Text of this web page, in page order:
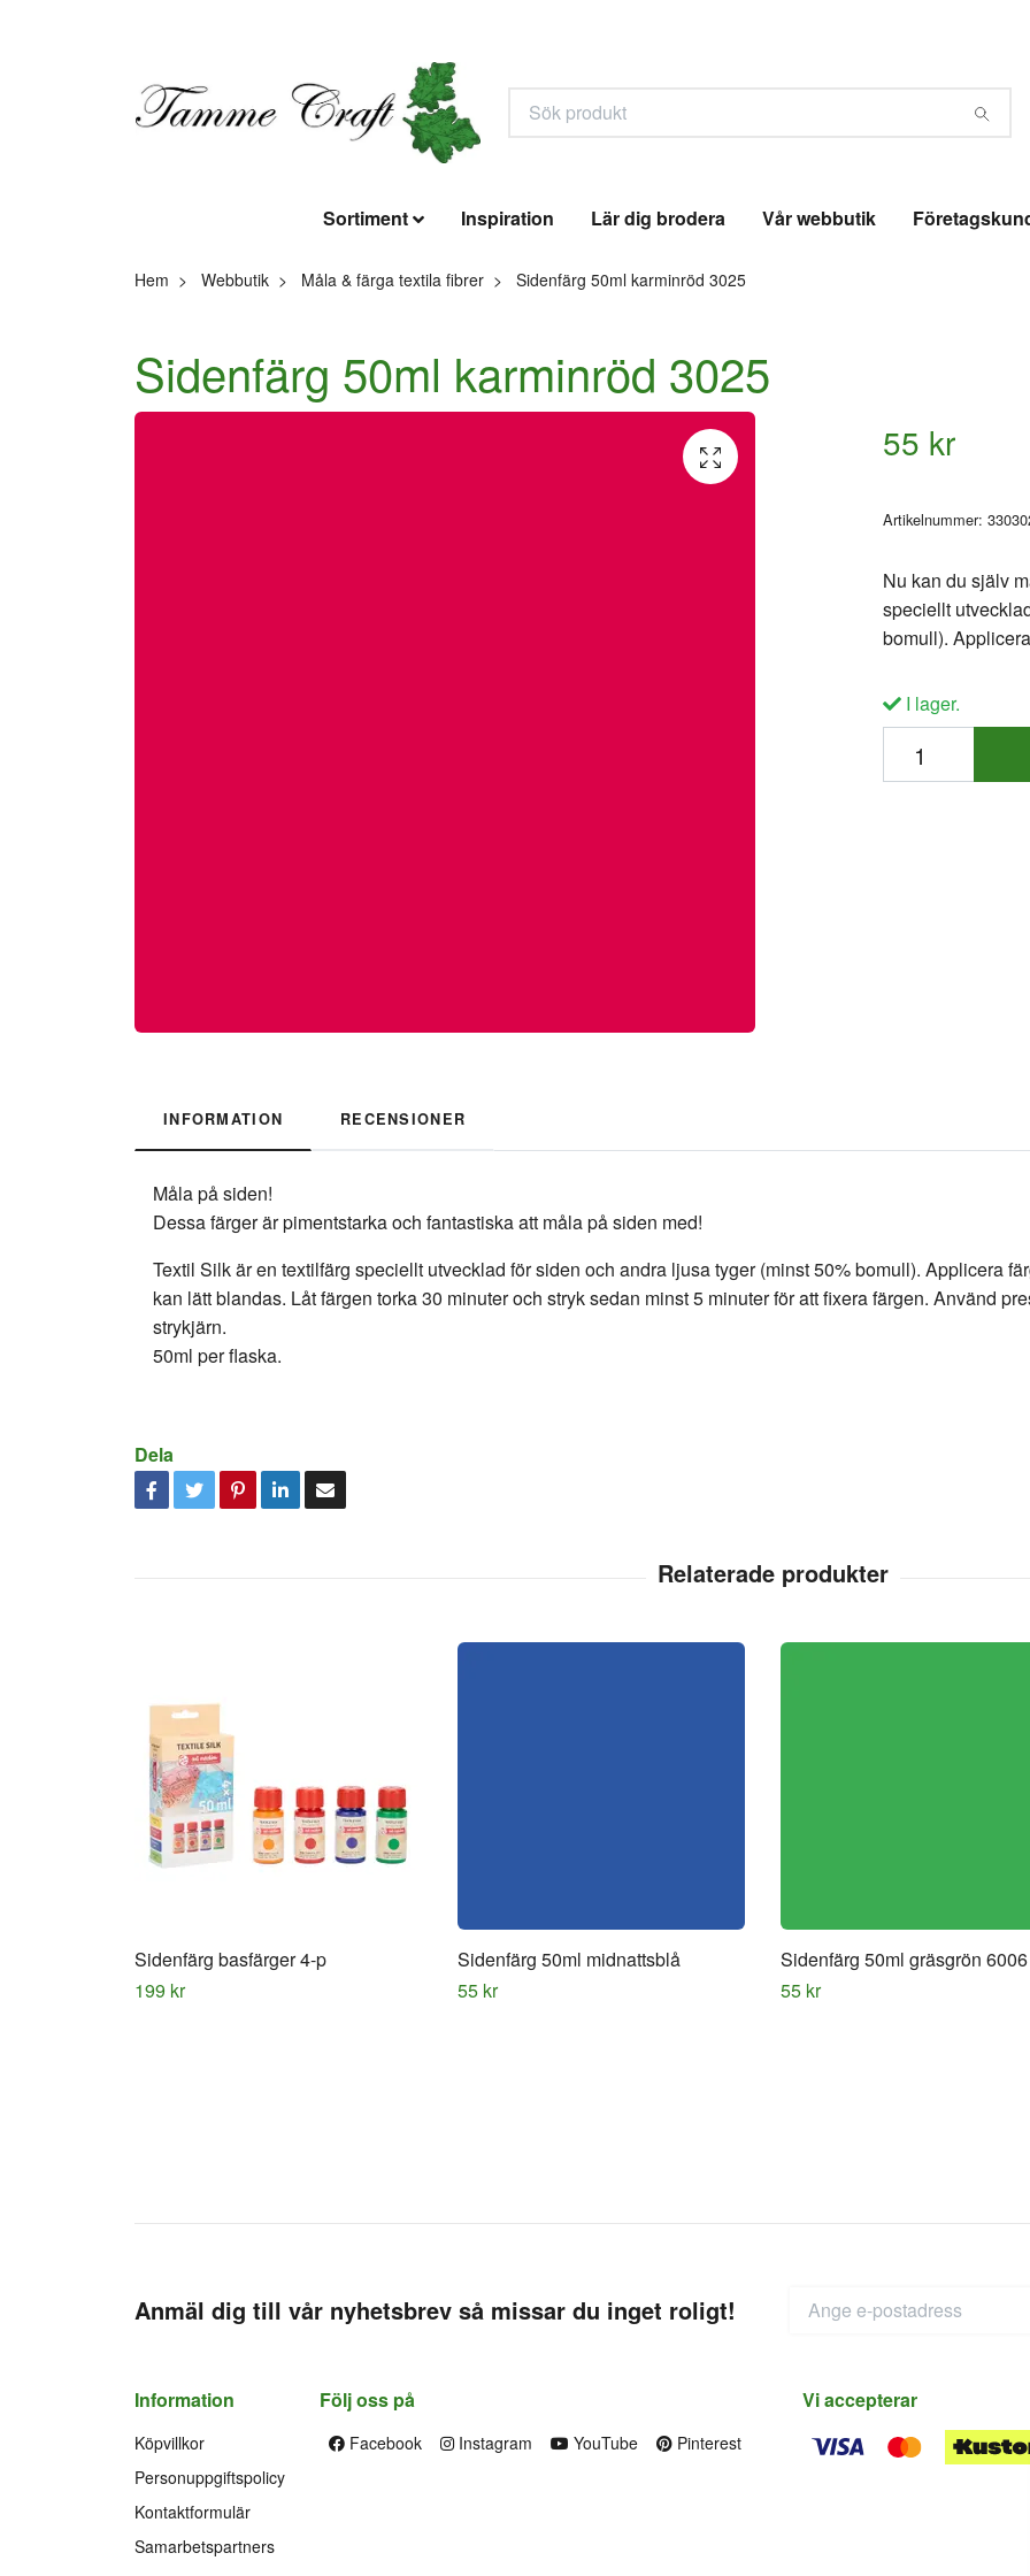
Sortiment Inspiration Lär dig brodera Vår webbutik
Hem Webbutik Måla & färga textila fibrer Sidenfärg 50ml karminröd 3025
Sidenfärg 50ml karminröd 3025
55 kr
Artikelnummer:
Nu kan du själv
speciellt
bomull).
I lager.
INFORMATION RECENSIONER
Måla på siden!
Dessa färger är pimentstarka och fantastiska att måla på siden med!
Textil Silk är en textilfärg speciellt utvecklad för siden och andra ljusa tyger (minst 50% bomull). Applicera
kan lätt blandas. Låt färgen torka 30 minuter och stryk sedan minst 5 minuter för att fixera färgen. Använd
strykjärn.
50ml per flaska.
Dela
Sidenfärg basfärger 4-p
199 kr
Sidenfärg 50ml midnattsblå
55 kr
Sidenfärg 50ml gräsgrön 6006
55 kr
Anmäl dig till vår nyhetsbrev så missar du inget roligt!
Information
Köpvillkor
Personuppgiftspolicy
Kontaktformulär
Samarbetspartners
Följ oss på
Facebook Instagram YouTube Pinterest
Vi accepterar